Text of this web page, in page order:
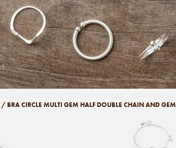
/ BRA CIRCLE MULTI GEM HALF DOUBLE CHAIN AND GEM